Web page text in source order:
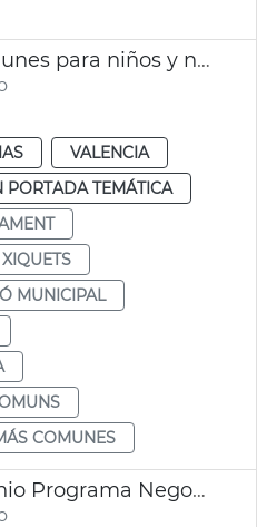
Nombres más comunes para niños y niñas nacidos 2024 Vlc
VALENCIA
PORTADA TEMÁTICA
XIQUETS
MUNICIPAL
COMUNES
JGL adenda convenio Programa Negocio Local Sostenible